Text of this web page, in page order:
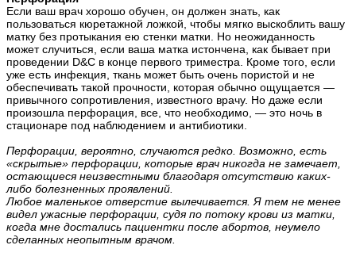
Если ваш врач хорошо обучен, он должен знать, как
пользоваться кюретажной ложкой, чтобы мягко выскоблить вашу
матку без протыкания ею стенки матки. Но неожиданность
может случиться, если ваша матка истончена, как бывает при
проведении D&C в конце первого триместра. Кроме того, если
уже есть инфекция, ткань может быть очень пористой и не
обеспечивать такой прочности, которая обычно ощущается —
привычного сопротивления, известного врачу. Но даже если
произошла перфорация, все, что необходимо, — это ночь в
стационаре под наблюдением и антибиотики.
Перфорации, вероятно, случаются редко. Возможно, есть
«скрытые» перфорации, которые врач никогда не замечает,
остающиеся неизвестными благодаря отсутствию каких-
либо болезненных проявлений.
Любое маленькое отверстие вылечивается. Я тем не менее
видел ужасные перфорации, судя по потоку крови из матки,
когда мне достались пациентки после абортов, неумело
сделанных неопытным врачом.